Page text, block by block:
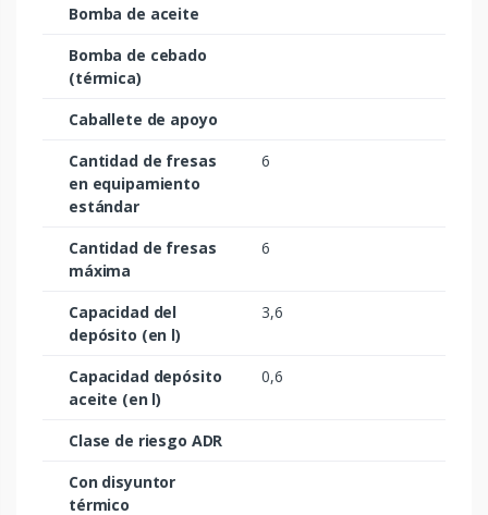
Bomba de aceite
Bomba de cebado
(térmica)
Caballete de apoyo
Cantidad de fresas
en equipamiento
estándar
6
Cantidad de fresas
máxima
6
Capacidad del
depósito (en l)
3,6
Capacidad depósito
aceite (en l)
0,6
Clase de riesgo ADR
Con disyuntor
térmico